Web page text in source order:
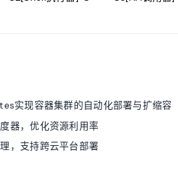
实现容器集群的自动化部署与扩缩容
器，优化资源利用率
，支持跨云平台部署